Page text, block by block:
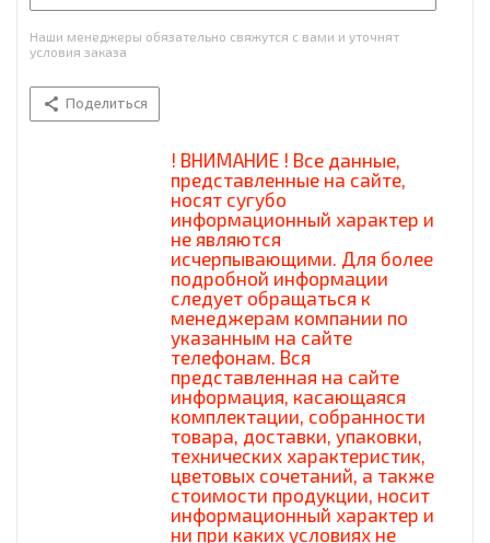
Наши менеджеры обязательно свяжутся с вами и уточнят
условия заказа
Поделиться
! ВНИМАНИЕ ! Все данные,
представленные на сайте,
носят сугубо
информационный характер и
не являются
исчерпывающими. Для более
подробной информации
следует обращаться к
менеджерам компании по
указанным на сайте
телефонам. Вся
представленная на сайте
информация, касающаяся
комплектации, собранности
товара, доставки, упаковки,
технических характеристик,
цветовых сочетаний, а также
стоимости продукции, носит
информационный характер и
ни при каких условиях не